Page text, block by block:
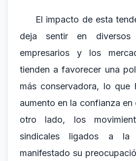
El impacto de esta
deja sentir en diversos
empresarios y los
tienden a favorecer una
más conservadora, lo que
aumento en la confianza en
otro lado, los
sindicales ligados a la
manifestado su